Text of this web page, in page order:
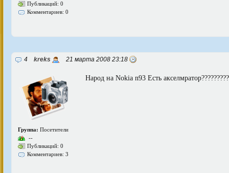
Публикаций: 0
Комментариев: 0
4 kreks 21 марта 2008 23:18
Группа: Посетители
--
Публикаций: 0
Комментариев: 3
Народ на Nokia n93 Есть